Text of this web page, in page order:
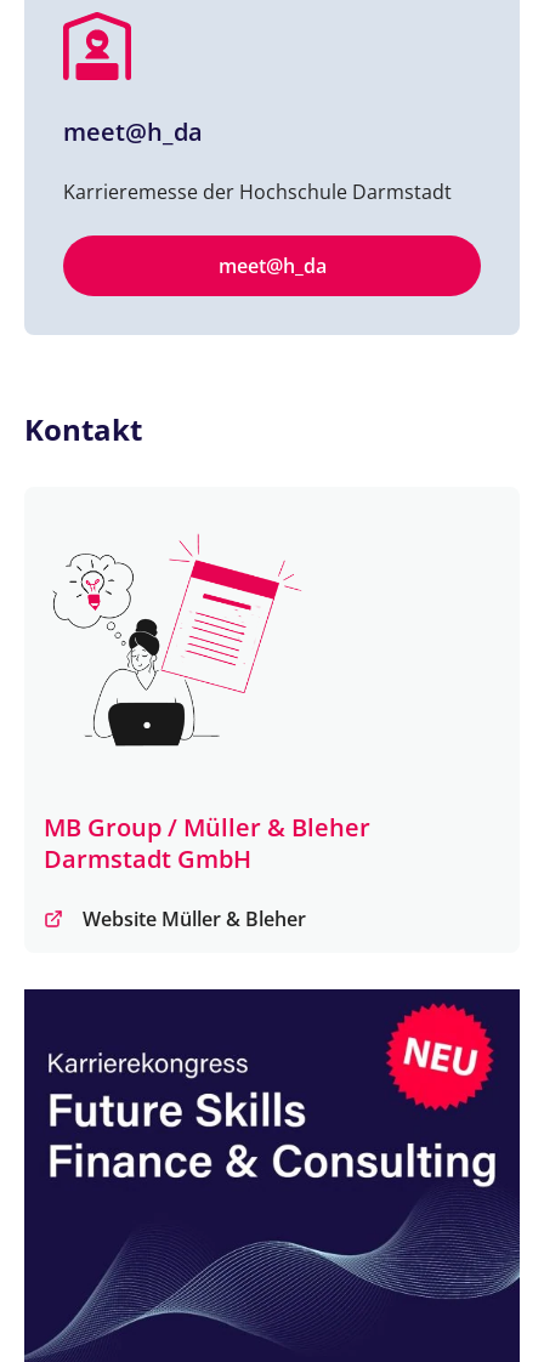
meet@h_da
Karrieremesse der Hochschule Darmstadt
meet@h_da
Kontakt
MB Group / Müller & Bleher
Darmstadt GmbH
Website Müller & Bleher